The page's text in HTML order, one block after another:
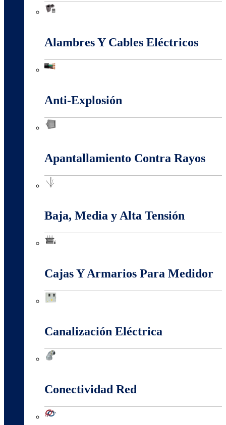
Alambres Y Cables Eléctricos
Anti-Explosión
Apantallamiento Contra Rayos
Baja, Media y Alta Tensión
Cajas Y Armarios Para Medidor
Canalización Eléctrica
Conectividad Red